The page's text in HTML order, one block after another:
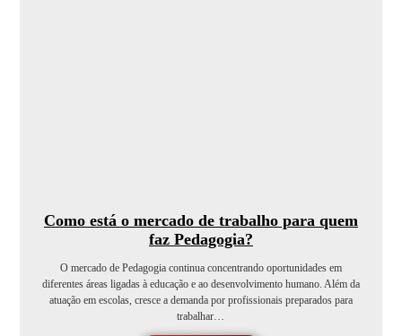
Como está o mercado de trabalho para quem
faz Pedagogia?
O mercado de Pedagogia continua concentrando oportunidades em
diferentes áreas ligadas à educação e ao desenvolvimento humano. Além da
atuação em escolas, cresce a demanda por profissionais preparados para
trabalhar…